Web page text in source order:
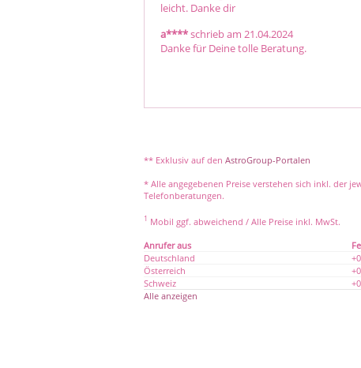
leicht. Danke dir
a****schrieb am 21.04.2024
Danke für Deine tolle Beratung.
** Exklusiv auf den AstroGroup-Portalen
* Alle angegebenen Preise verstehen sich inkl. der
Telefonberatungen.
1 Mobil ggf. abweichend / Alle Preise inkl. MwSt.
Anrufer aus
Deutschland
Österreich
Schweiz
Alle anzeigen